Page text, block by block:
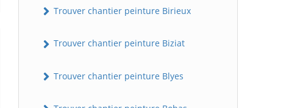
Trouver chantier peinture Birieux
Trouver chantier peinture Biziat
Trouver chantier peinture Blyes